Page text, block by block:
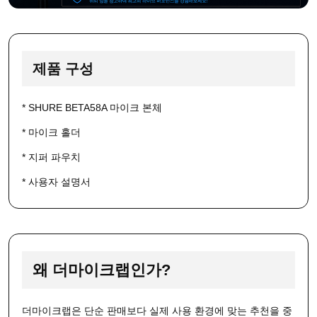
제품 구성
* SHURE BETA58A 마이크 본체
* 마이크 홀더
* 지퍼 파우치
* 사용자 설명서
왜 더마이크랩인가?
더마이크랩은 단순 판매보다 실제 사용 환경에 맞는 추천을 중